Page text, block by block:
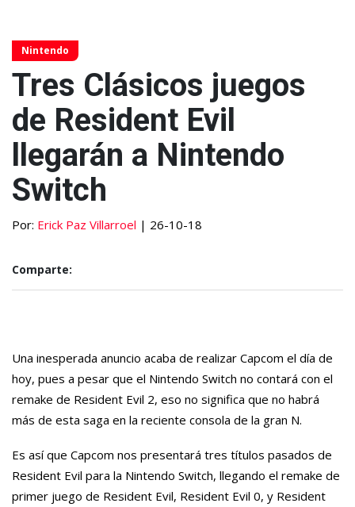
Nintendo
Tres Clásicos juegos
de Resident Evil
llegarán a Nintendo
Switch
Por: Erick Paz Villarroel | 26-10-18
Comparte:
Una inesperada anuncio acaba de realizar Capcom el día de
hoy, pues a pesar que el Nintendo Switch no contará con el
remake de Resident Evil 2, eso no significa que no habrá
más de esta saga en la reciente consola de la gran N.
Es así que Capcom nos presentará tres títulos pasados de
Resident Evil para la Nintendo Switch, llegando el remake de
primer juego de Resident Evil, Resident Evil 0, y Resident